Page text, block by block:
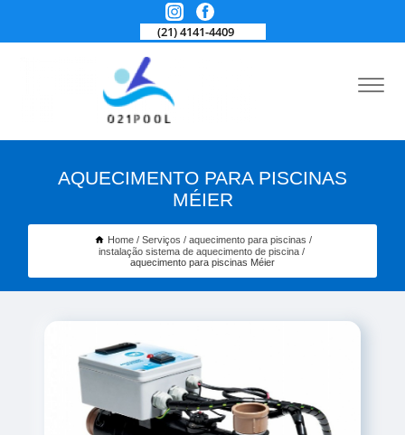
(21) 4141-4409
AQUECIMENTO PARA PISCINAS
MÉIER
Home Serviços
aquecimento para piscinas
instalação sistema de aquecimento de piscina
aquecimento para piscinas Méier